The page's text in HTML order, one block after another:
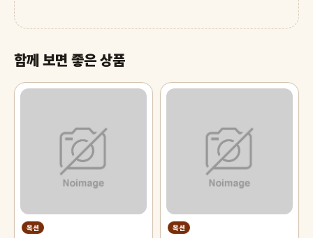
함께 보면 좋은 상품
옥션 옥션